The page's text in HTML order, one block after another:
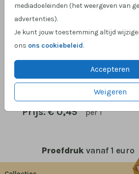
mediadoeleinden (het weergeven van
advertenties).
Je kunt jouw toestemming altijd
ons ons cookiebeleid.
Accepteren
Weigeren
Hulp nodig?
Klantcijfer 4,9 op Google!
Prijs:€ 0,45 per 1
Proefdruk vanaf 1 euro